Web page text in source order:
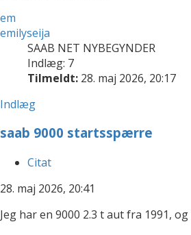
em
emilyseija
SAAB NET NYBEGYNDER
Indlæg: 7
Tilmeldt: 28. maj 2026, 20:17
Indlæg
saab 9000 startsspærre
Citat
28. maj 2026, 20:41
Jeg har en 9000 2.3 t aut fra 1991,